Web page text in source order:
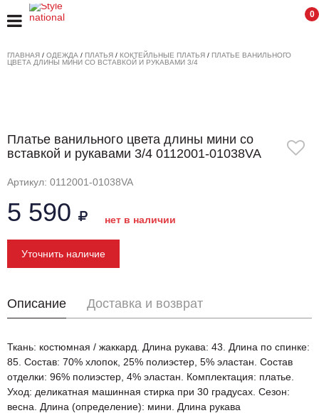
0
ГЛАВНАЯ / ОДЕЖДА / ПЛАТЬЯ / КОКТЕЙЛЬНЫЕ ПЛАТЬЯ / ПЛАТЬЕ ВАНИЛЬНОГО
ЦВЕТА ДЛИНЫ МИНИ СО ВСТАВКОЙ И РУКАВАМИ 3/4
Платье ванильного цвета длины мини со
вставкой и рукавами 3/4 0112001-01038VA
Артикул: 0112001-01038VA
5 590 нет в наличии
Уточнить наличие
Описание Доставка и возврат
Ткань: костюмная / жаккард. Длина рукава: 43. Длина по спинке:
85. Состав: 70% хлопок, 25% полиэстер, 5% эластан. Состав
отделки: 96% полиэстер, 4% эластан. Комплектация: платье.
Уход: деликатная машинная стирка при 30 градусах. Сезон:
весна. Длина (определение): мини. Длина рукава